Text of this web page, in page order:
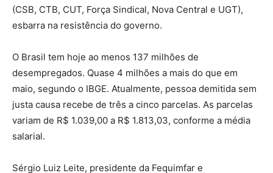
(CSB, CTB, CUT, Força Sindical, Nova Central e UGT),
esbarra na resistência do governo.
O Brasil tem hoje ao menos 137 milhões de
desempregados. Quase 4 milhões a mais do que em
maio, segundo o IBGE. Atualmente, pessoa demitida sem
justa causa recebe de três a cinco parcelas. As parcelas
variam de R$ 1.039,00 a R$ 1.813,03, conforme a média
salarial.
Sérgio Luiz Leite, presidente da Fequimfar e